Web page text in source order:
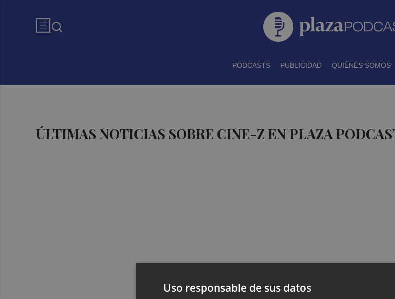
PODCASTS PUBLICIDAD QUIÉNES SOMOS
ÚLTIMAS NOTICIAS SOBRE CINE-Z EN PLAZA
Uso responsable de sus datos